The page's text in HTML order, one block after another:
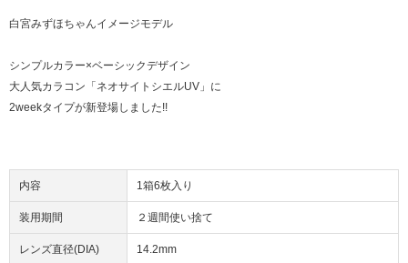
白宮みずほちゃんイメージモデル
シンプルカラー×ベーシックデザイン
大人気カラコン「ネオサイトシエルUV」に
2weekタイプが新登場しました!!
内容 1箱6枚入り
装用期間 ２週間使い捨て
レンズ直径(DIA) 14.2mm